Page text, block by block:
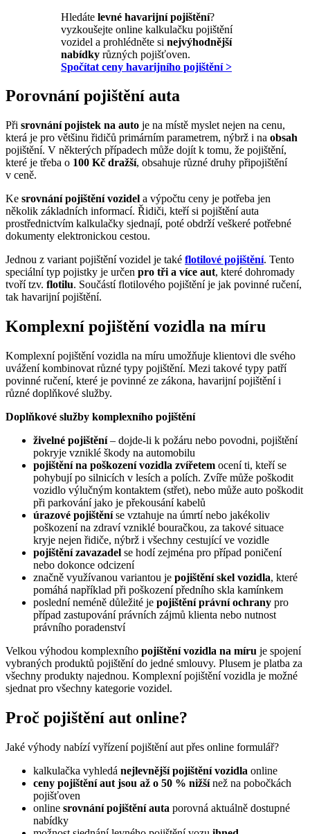
Hledáte levné havarijní pojištění?
vyzkoušejte online kalkulačku pojištění
vozidel a prohlédněte si nejvýhodnější
nabídky různých pojišťoven.
Spočítat ceny havarijního pojištění >
Porovnání pojištění auta
Při srovnání pojistek na auto je na místě myslet nejen na cenu,
která je pro většinu řidičů primárním parametrem, nýbrž i na obsah
pojištění. V některých případech může dojít k tomu, že pojištění,
které je třeba o 100 Kč dražší, obsahuje různé druhy připojištění
v ceně.
Ke srovnání pojištění vozidel a výpočtu ceny je potřeba jen
několik základních informací. Řidiči, kteří si pojištění auta
prostřednictvím kalkulačky sjednají, poté obdrží veškeré potřebné
dokumenty elektronickou cestou.
Jednou z variant pojištění vozidel je také flotilové pojištění. Tento
speciální typ pojistky je určen pro tři a více aut, které dohromady
tvoří tzv. flotilu. Součástí flotilového pojištění je jak povinné ručení,
tak havarijní pojištění.
Komplexní pojištění vozidla na míru
Komplexní pojištění vozidla na míru umožňuje klientovi dle svého
uvážení kombinovat různé typy pojištění. Mezi takové typy patří
povinné ručení, které je povinné ze zákona, havarijní pojištění i
různé doplňkové služby.
Doplňkové služby komplexního pojištění
živelné pojištění– dojde-li k požáru nebo povodni, pojištění
pokryje vzniklé škody na automobilu
pojištění na poškození vozidla zvířetem ocení ti, kteří se
pohybují po silnicích v lesích a polích. Zvíře může poškodit
vozidlo výlučným kontaktem (střet), nebo může auto poškodit
při parkování jako je překousání kabelů
úrazové pojištěníse vztahuje na úmrtí nebo jakékoliv
poškození na zdraví vzniklé bouračkou, za takové situace
kryje nejen řidiče, nýbrž i všechny cestující ve vozidle
pojištění zavazadel se hodí zejména pro případ poničení
nebo dokonce odcizení
značně využívanou variantou je pojištění skel vozidla, které
pomáhá například při poškození předního skla kamínkem
poslední neméně důležité je pojištění právní ochrany pro
případ zastupování právních zájmů klienta nebo nutnost
právního poradenství
Velkou výhodou komplexního pojištění vozidla na míru je spojení
vybraných produktů pojištění do jedné smlouvy. Plusem je platba za
všechny produkty najednou. Komplexní pojištění vozidla je možné
sjednat pro všechny kategorie vozidel.
Proč pojištění aut online?
Jaké výhody nabízí vyřízení pojištění aut přes online formulář?
kalkulačka vyhledá nejlevnější pojištění vozidla online
ceny pojištění aut jsou až o 50 % nižšínež na pobočkách
pojišťoven
online srovnání pojištění auta porovná aktuálně dostupné
nabídky